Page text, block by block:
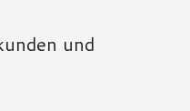
und